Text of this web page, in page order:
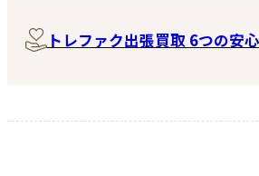
トレファク出張買取 6つの安